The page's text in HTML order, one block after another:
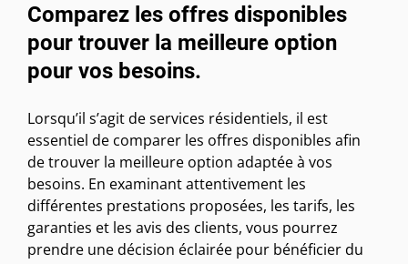
Comparez les offres disponibles
pour trouver la meilleure option
pour vos besoins.
Lorsqu’il s’agit de services résidentiels, il est
essentiel de comparer les offres disponibles afin
de trouver la meilleure option adaptée à vos
besoins. En examinant attentivement les
différentes prestations proposées, les tarifs, les
garanties et les avis des clients, vous pourrez
prendre une décision éclairée pour bénéficier du